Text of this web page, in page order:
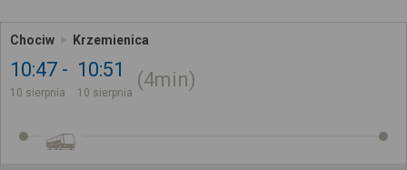
Chociw Krzemienica
10:47
10 sierpnia
10:51
10 sierpnia
4min